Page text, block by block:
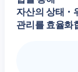
자산의 상태・
관리를 효율화